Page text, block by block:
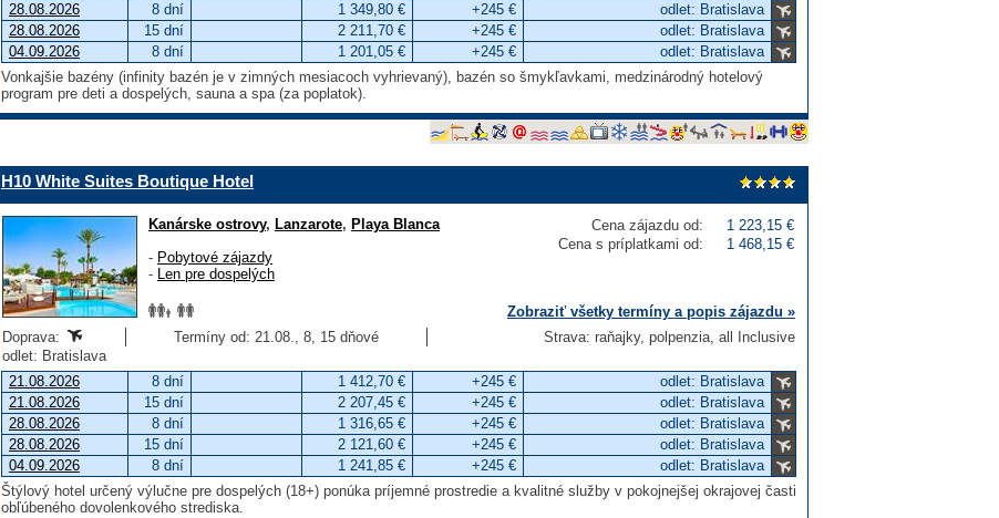
28.08.2026
8 dní 1 349,80 € +245 €
odlet: Bratislava
28.08.2026
15 dní 2 211,70 € +245 €
odlet: Bratislava
04.09.2026
8 dní 1 201,05 € +245 €
odlet: Bratislava
Vonkajšie bazény (infinity bazén je v zimných mesiacoch vyhrievaný), bazén so šmykľavkami, medzinárodný hotelový
program pre deti a dospelých, sauna a spa (za poplatok).
H10 White Suites Boutique Hotel
Cena zájazdu od:
1 223,15 €
Cena s príplatkami od:
1 468,15 €
Kanárske ostrovy, Lanzarote, Playa Blanca
- Pobytové zájazdy
- Len pre dospelých
Zobraziť všetky termíny a popis zájazdu »
Doprava:
Termíny od: 21.08., 8, 15 dňové
Strava: raňajky, polpenzia, all Inclusive
odlet: Bratislava
21.08.2026
8 dní 1 412,70 € +245 €
odlet: Bratislava
21.08.2026
15 dní 2 207,45 € +245 €
odlet: Bratislava
28.08.2026
8 dní 1 316,65 € +245 €
odlet: Bratislava
28.08.2026
15 dní 2 121,60 € +245 €
odlet: Bratislava
04.09.2026
8 dní 1 241,85 € +245 €
odlet: Bratislava
Štýlový hotel určený výlučne pre dospelých (18+) ponúka príjemné prostredie a kvalitné služby v pokojnejšej okrajovej časti
obľúbeného dovolenkového strediska.